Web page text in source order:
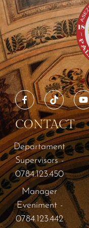
CONTACT
Departament
Supervisors -
0784.123.450
Manager
Eveniment -
0784.123.442